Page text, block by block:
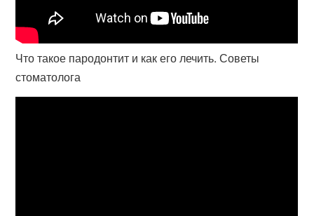
Что такое пародонтит и как его лечить. Советы
стоматолога